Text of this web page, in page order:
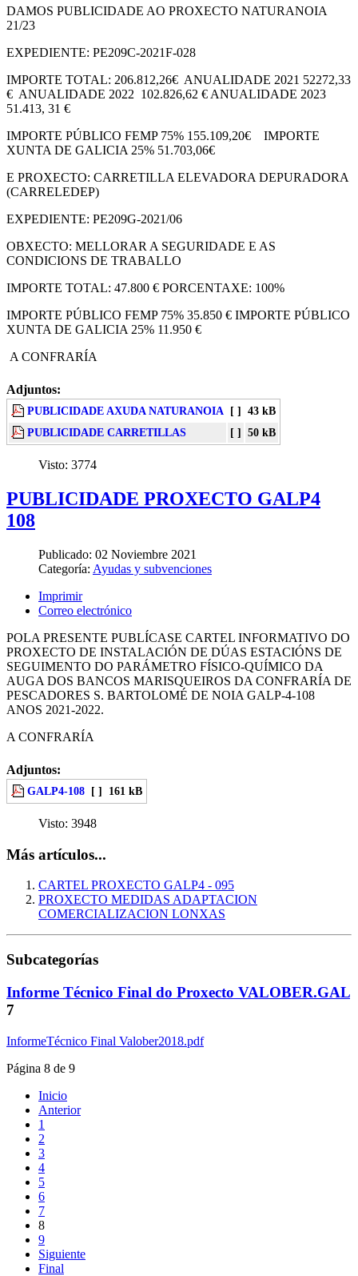
DAMOS PUBLICIDADE AO PROXECTO NATURANOIA
21/23
EXPEDIENTE: PE209C-2021F-028
IMPORTE TOTAL: 206.812,26€ ANUALIDADE 2021 52272,33
€ ANUALIDADE 2022 102.826,62 € ANUALIDADE 2023
51.413, 31 €
IMPORTE PÚBLICO FEMP 75% 155.109,20€ IMPORTE
XUNTA DE GALICIA 25% 51.703,06€
E PROXECTO: CARRETILLA ELEVADORA DEPURADORA
(CARRELEDEP)
EXPEDIENTE: PE209G-2021/06
OBXECTO: MELLORAR A SEGURIDADE E AS
CONDICIONS DE TRABALLO
IMPORTE TOTAL: 47.800 € PORCENTAXE: 100%
IMPORTE PÚBLICO FEMP 75% 35.850 € IMPORTE PÚBLICO
XUNTA DE GALICIA 25% 11.950 €
A CONFRARÍA
Adjuntos:
PUBLICIDADE AXUDA NATURANOIA [ ] 43 kB
PUBLICIDADE CARRETILLAS
[ ] 50 kB
Visto: 3774
PUBLICIDADE PROXECTO GALP4
108
Publicado: 02 Noviembre 2021
Categoría: Ayudas y subvenciones
Imprimir
Correo electrónico
POLA PRESENTE PUBLÍCASE CARTEL INFORMATIVO DO
PROXECTO DE INSTALACIÓN DE DÚAS ESTACIÓNS DE
SEGUIMENTO DO PARÁMETRO FÍSICO-QUÍMICO DA
AUGA DOS BANCOS MARISQUEIROS DA CONFRARÍA DE
PESCADORES S. BARTOLOMÉ DE NOIA GALP-4-108
ANOS 2021-2022.
A CONFRARÍA
Adjuntos:
GALP4-108 [ ] 161 kB
Visto: 3948
Más artículos...
CARTEL PROXECTO GALP4 - 095
PROXECTO MEDIDAS ADAPTACION
COMERCIALIZACION LONXAS
Subcategorías
Informe Técnico Final do Proxecto VALOBER.GAL
7
InformeTécnico Final Valober2018.pdf
Página 8 de 9
Inicio
Anterior
1
2
3
4
5
6
7
8
9
Siguiente
Final